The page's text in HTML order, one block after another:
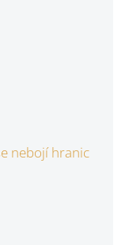
nebojí hranic